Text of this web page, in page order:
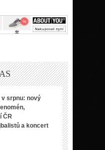
v srpnu: nový
ČR
a koncert